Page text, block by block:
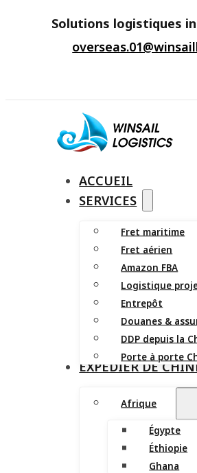
Solutions logistiques
ACCUEIL
SERVICES
Fret maritime
Fret aérien
Amazon FBA
Logistique
Entrepôt
Douanes &
DDP depuis la
Porte à porte
EXPÉDIER DE
Afrique
Égypte
Éthiopie
Ghana